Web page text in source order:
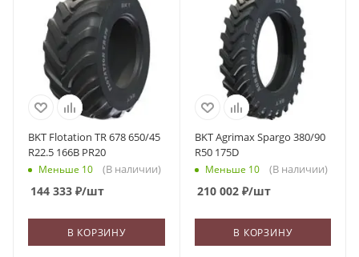
BKT Flotation TR 678 650/45
R22.5 166B PR20
Меньше 10 (В наличии)
144 333 ₽/шт
В КОРЗИНУ
BKT Agrimax Spargo 380/90
R50 175D
Меньше 10 (В наличии)
210 002₽/шт
В КОРЗИНУ